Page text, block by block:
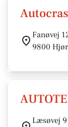
Fanøvej
9800
Læsøvej 9